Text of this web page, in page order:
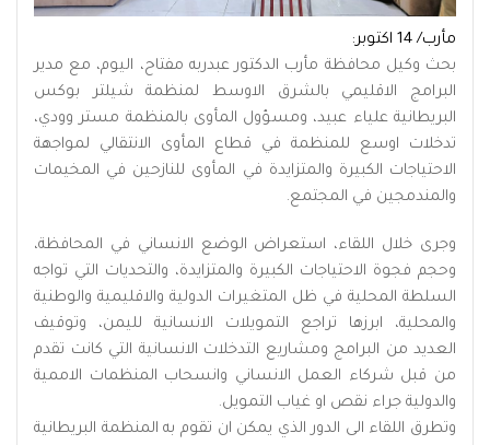
مأرب/ 14 اكتوبر:
بحث وكيل محافظة مأرب الدكتور عبدربه مفتاح، اليوم، مع مدير
البرامج الاقليمي بالشرق الاوسط لمنظمة شيلتر بوكس
البريطانية علياء عبيد، ومسؤول المأوى بالمنظمة مستر وودي،
تدخلات اوسع للمنظمة في قطاع المأوى الانتقالي لمواجهة
الاحتياجات الكبيرة والمتزايدة في المأوى للنازحين في المخيمات
والمندمجين في المجتمع.
وجرى خلال اللقاء، استعراض الوضع الانساني في المحافظة،
وحجم فجوة الاحتياجات الكبيرة والمتزايدة، والتحديات التي تواجه
السلطة المحلية في ظل المتغيرات الدولية والاقليمية والوطنية
والمحلية، ابرزها تراجع التمويلات الانسانية لليمن، وتوقيف
العديد من البرامج ومشاريع التدخلات الانسانية التي كانت تقدم
من قبل شركاء العمل الانساني وانسحاب المنظمات الاممية
والدولية جراء نقص او غياب التمويل.
وتطرق اللقاء الى الدور الذي يمكن ان تقوم به المنظمة البريطانية